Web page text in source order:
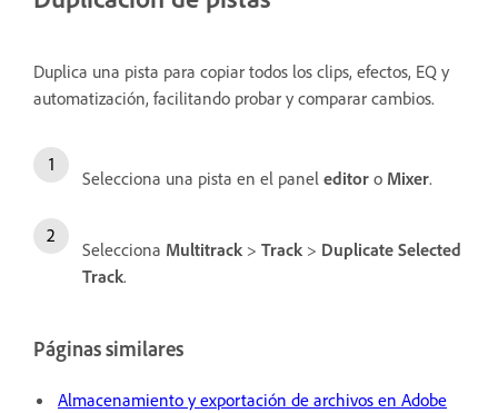
Duplica una pista para copiar todos los clips, efectos, EQ y
automatización, facilitando probar y comparar cambios.
Selecciona una pista en el panel editor o Mixer.
Selecciona Multitrack > Track > Duplicate Selected
Track.
Páginas similares
Almacenamiento y exportación de archivos en Adobe